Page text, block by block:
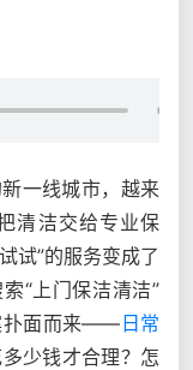
一线城市，越来
清洁交给专业保
试”的服务变成了
“上门保洁清洁”
扑面而来—— 日常
少钱才合理？怎